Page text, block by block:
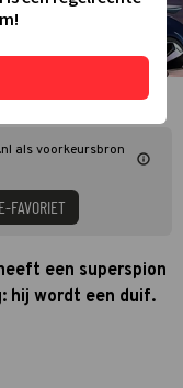
als voorkeursbron
FAVORIET
een superspion
hij wordt een duif.